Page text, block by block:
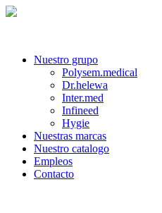
Nuestro grupo
Polysem.medical
Dr.helewa
Inter.med
Infineed
Hygie
Nuestras marcas
Nuestro catalogo
Empleos
Contacto